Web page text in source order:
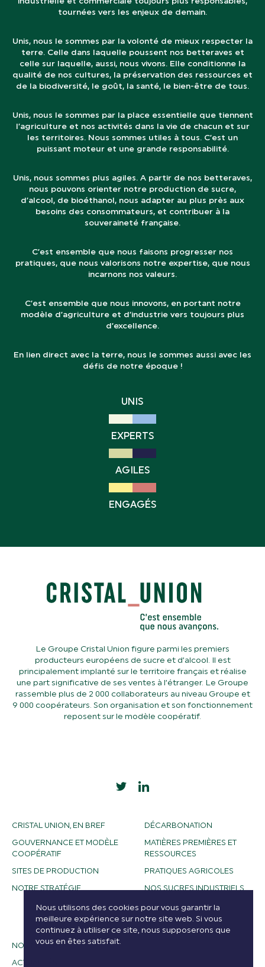
tournées vers les enjeux de demain.
Unis, nous le sommes par la volonté de mieux respecter la
terre. Celle dans laquelle poussent nos betteraves et
celle sur laquelle, aussi, nous vivons. Elle conditionne la
qualité de nos cultures, la préservation des ressources et
de la biodiversité, le goût, la santé, le bien-être de tous.
Unis, nous le sommes par la place essentielle que tiennent
l’agriculture et nos activités dans la vie de chacun et sur
les territoires. Nous sommes utiles à tous. C’est un
puissant moteur et une grande responsabilité.
Unis, nous sommes plus agiles. A partir de nos betteraves,
nous pouvons orienter notre production de sucre,
d’alcool, de bioéthanol, nous adapter au plus près aux
besoins des consommateurs, et contribuer à la
souveraineté française.
C’est ensemble que nous faisons progresser nos
pratiques, que nous valorisons notre expertise, que nous
incarnons nos valeurs.
C’est ensemble que nous innovons, en portant notre
modèle d’agriculture et d’industrie vers toujours plus
d’excellence.
En lien direct avec la terre, nous le sommes aussi avec les
défis de notre époque !
UNIS
EXPERTS
AGILES
ENGAGÉS
Le Groupe Cristal Union figure parmi les premiers
producteurs européens de sucre et d’alcool. Il est
principalement implanté sur le territoire français et réalise
une part significative de ses ventes à l’étranger. Le Groupe
rassemble plus de 2 000 collaborateurs au niveau Groupe et
9 000 coopérateurs. Son organisation et son fonctionnement
reposent sur le modèle coopératif.
CRISTAL UNION, EN BREF
GOUVERNANCE ET MODÈLE
COOPÉRATIF
SITES DE PRODUCTION
NOTRE STRATÉGIE
DÉCARBONATION
MATIÈRES PREMIÈRES ET
RESSOURCES
PRATIQUES AGRICOLES
NOS SUCRES INDUSTRIELS
NOS ALCOOLS
BIOETHANOL
NOS MÉTIERS
ACTUALITÉS
Nous utilisons des cookies pour vous garantir la
meilleure expérience sur notre site web. Si vous
continuez à utiliser ce site, nous supposerons que
vous en êtes satisfait.